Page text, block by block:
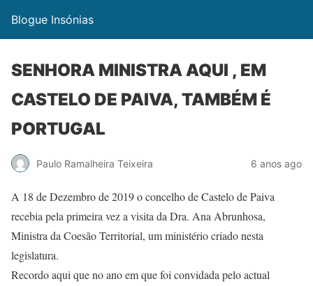
Blogue Insónias
SENHORA MINISTRA AQUI , EM
CASTELO DE PAIVA, TAMBÉM É
PORTUGAL
Paulo Ramalheira Teixeira 6 anos ago
A 18 de Dezembro de 2019 o concelho de Castelo de Paiva
recebia pela primeira vez a visita da Dra. Ana Abrunhosa,
Ministra da Coesão Territorial, um ministério criado nesta
legislatura.
Recordo aqui que no ano em que foi convidada pelo actual